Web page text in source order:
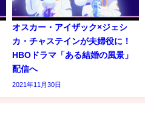
オスカー・アイザック×ジェシ
カ・チャステインが夫婦役に！
HBOドラマ「ある結婚の風景」
配信へ
2021年11月30日